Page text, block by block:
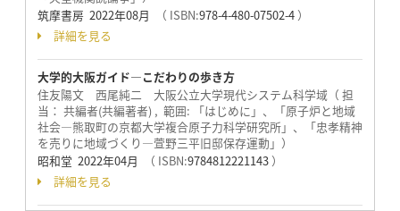
筑摩書房 2022年08月
（ ISBN:978-4-480-07502-4）
詳細を見る
大学的大阪ガイド―こだわりの歩き方
住友陽文 西尾純二 大阪公立大学現代システム科学域（ 担
当： 共編者(共編著者) , 範囲: 「はじめに」、「原子炉と地域
社会―熊取町の京都大学複合原子力科学研究所」、「忠孝精神
を売りに地域づくり―萱野三平旧邸保存運動」）
昭和堂 2022年04月
（ ISBN:9784812221143）
詳細を見る